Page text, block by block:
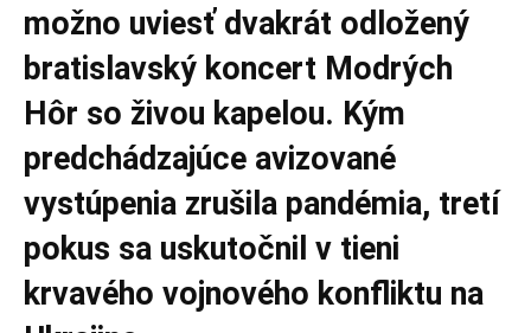
možno uviesť dvakrát odložený
bratislavský koncert Modrých
Hôr so živou kapelou. Kým
predchádzajúce avizované
vystúpenia zrušila pandémia, tretí
pokus sa uskutočnil v tieni
krvavého vojnového konfliktu na